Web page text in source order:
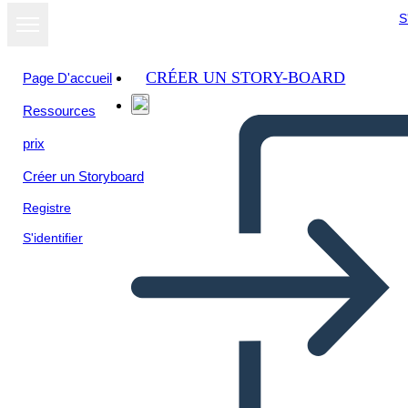
Page D'accueil
Ressources
prix
Créer un Storyboard
Registre
S'identifier
CRÉER UN STORY-BOARD